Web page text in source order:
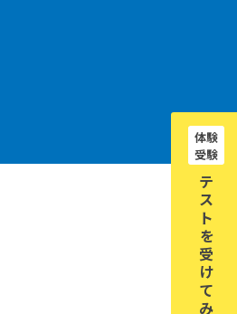
体験
受験
テ
ス
ト
を
受
け
て
み